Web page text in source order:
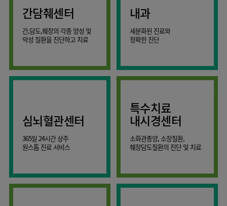
오늘 하루 보지 않기
인공신장센터
건강증진센터
인터벤션센터
외상골절센터
간담췌센터
대장항문센터
AI
스마트케어병동
부인과
정신건강의학과
가정의학과
치과
영상의학과
진단검사의학과
응급의학과
원내
전화번호
오시는길
40주년
역사관
연혁
조직도
의료진소개
간담췌센터
간,담도,췌장의 각종 양성 및
악성 질환을 진단하고 치료
내과
세분화된 진료와
정확한 진단
심뇌혈관센터
365일 24시간 상주
원스톱 진료 서비스
특수치료
내시경센터
소화관종양, 소장질환,
췌장담도질환의 진단 및 치료